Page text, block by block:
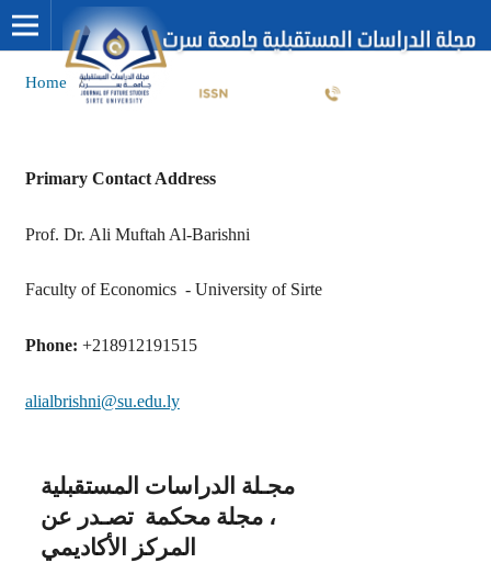
Home /
Primary Contact Address
Prof. Dr. Ali Muftah Al-Barishni
Faculty of Economics - University of Sirte
Phone: +218912191515
alialbrishni@su.edu.ly
مجـلة الدراسات المستقبلية
، مجلة محكمة تصـدر عن
المركز الأكاديمي